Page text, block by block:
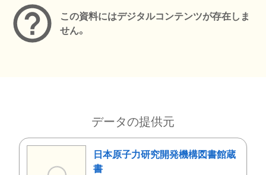
この資料にはデジタルコンテンツが存在しま
せん。
データの提供元
日本原子力研究開発機構図書館蔵
書